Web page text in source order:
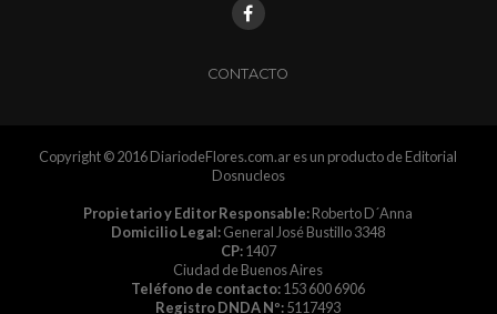
CONTACTO
Copyright © 2016 DiariodeFlores.com.ar es un producto de Editorial
Dosnucleos
Propietario y Editor Responsable:Roberto D´Anna
Domicilio Legal:General José Bustillo 3348
CP:1407
Ciudad de Buenos Aires
Teléfono de contacto:153 600 6906
Registro DNDA Nº:5117493